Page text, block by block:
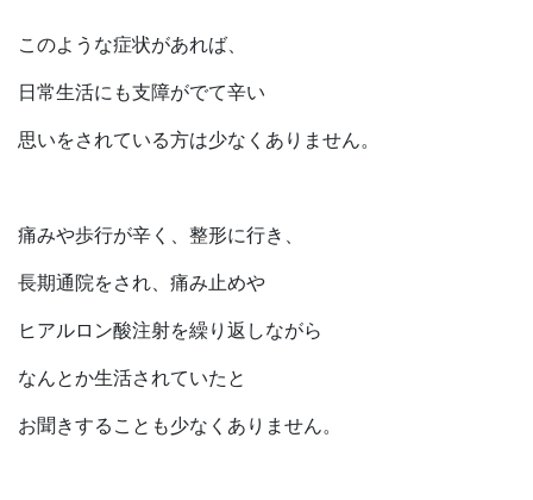
このような症状があれば、
日常生活にも支障がでて辛い
思いをされている方は少なくありません。
痛みや歩行が辛く、整形に行き、
長期通院をされ、痛み止めや
ヒアルロン酸注射を繰り返しながら
なんとか生活されていたと
お聞きすることも少なくありません。